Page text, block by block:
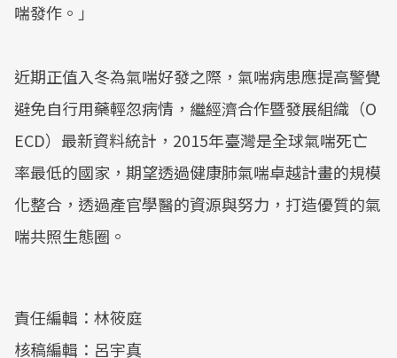
喘發作。」
近期正值入冬為氣喘好發之際，氣喘病患應提高警覺
避免自行用藥輕忽病情，繼經濟合作暨發展組織（O
ECD）最新資料統計，2015年臺灣是全球氣喘死亡
率最低的國家，期望透過健康肺氣喘卓越計畫的規模
化整合，透過產官學醫的資源與努力，打造優質的氣
喘共照生態圈。
責任編輯：林筱庭
核稿編輯：呂宇真